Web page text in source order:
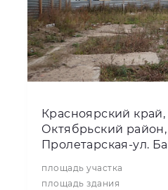
Красноярский край,
Октябрьский район,
Пролетарская-ул.
площадь участка
площадь здания